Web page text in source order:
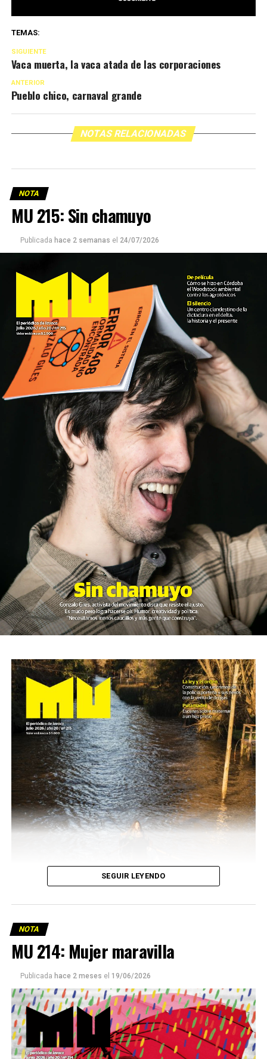
TEMAS:
SIGUIENTE
Vaca muerta, la vaca atada de las corporaciones
ANTERIOR
Pueblo chico, carnaval grande
NOTAS RELACIONADAS
NOTA
MU 215: Sin chamuyo
Publicada hace 2 semanas el 24/07/2026
Este número 215 de MU ☝️viene con doble tapa, que
podría ser una frase:
Sin chamuyo, a remarla.
SEGUIR LEYENDO
NOTA
MU 214: Mujer maravilla
Publicada hace 2 meses el 19/06/2026